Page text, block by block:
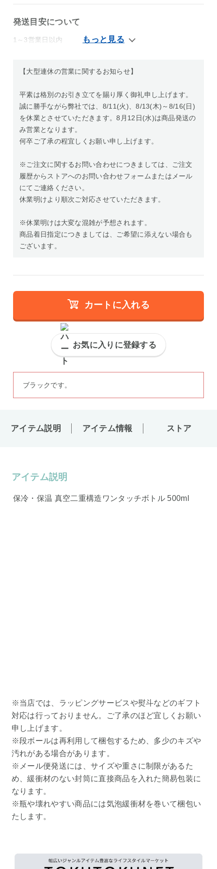
発送目安について
1～3営業日以内
【大型連休の営業に関するお知らせ】
平素は格別のお引き立てを賜り厚く御礼申し上げます。
誠に勝手ながら弊社では、8/11(火)、8/13(木)～8/16(日)
を休業とさせていただきます。8月12日(水)は商品発送の
み営業となります。
何卒ご了承の程宜しくお願い申し上げます。
※ご注文に関するお問い合わせにつきましては、ご注文
履歴からストアへのお問い合わせフォームまたはメール
にてご連絡ください。
休業明けより順次ご対応させていただきます。
※休業明けは大変な混雑が予想されます。
商品着日指定につきましては、ご希望に添えない場合も
ございます。
カートに入れる
お気に入りに登録する
ブラックです。
アイテム説明 アイテム情報 ストア
アイテム説明
保冷・保温 真空二重構造ワンタッチボトル 500ml
※当店では、ラッピングサービスや熨斗などのギフト
対応は行っておりません。ご了承のほど宜しくお願い
申し上げます。
※段ボールは再利用して梱包するため、多少のキズや
汚れがある場合があります。
※メール便発送には、サイズや重さに制限があるた
め、緩衝材のない封筒に直接商品を入れた簡易包装に
なります。
※瓶や壊れやすい商品には気泡緩衝材を巻いて梱包い
たします。